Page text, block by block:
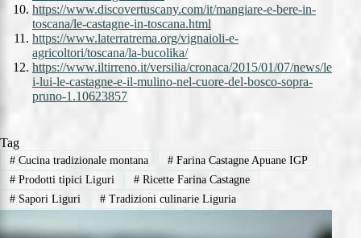
https://www.discovertuscany.com/it/mangiare-e-bere-in-
toscana/le-castagne-in-toscana.html
https://www.laterratrema.org/vignaioli-e-
agricoltori/toscana/la-bucolika/
https://www.iltirreno.it/versilia/cronaca/2015/01/07/news/le
i-lui-le-castagne-e-il-mulino-nel-cuore-del-bosco-sopra-
pruno-1.10623857
Tag
#Cucina tradizionale montana #Farina Castagne Apuane IGP
#Prodotti tipici Liguri #Ricette Farina Castagne
#Sapori Liguri #Tradizioni culinarie Liguria